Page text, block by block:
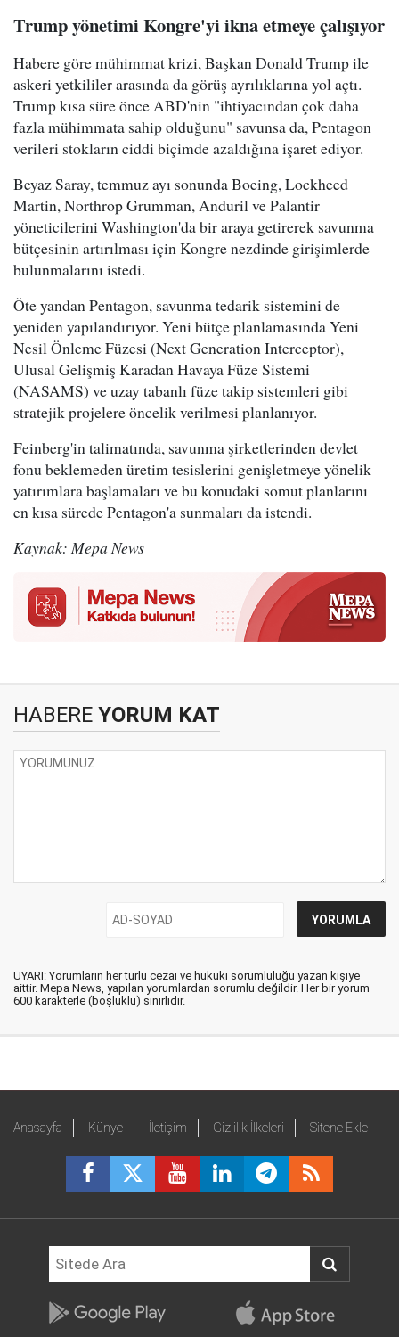
Trump yönetimi Kongre'yi ikna etmeye çalışıyor
Habere göre mühimmat krizi, Başkan Donald Trump ile
askeri yetkililer arasında da görüş ayrılıklarına yol açtı.
Trump kısa süre önce ABD'nin "ihtiyacından çok daha
fazla mühimmata sahip olduğunu" savunsa da, Pentagon
verileri stokların ciddi biçimde azaldığına işaret ediyor.
Beyaz Saray, temmuz ayı sonunda Boeing, Lockheed
Martin, Northrop Grumman, Anduril ve Palantir
yöneticilerini Washington'da bir araya getirerek savunma
bütçesinin artırılması için Kongre nezdinde girişimlerde
bulunmalarını istedi.
Öte yandan Pentagon, savunma tedarik sistemini de
yeniden yapılandırıyor. Yeni bütçe planlamasında Yeni
Nesil Önleme Füzesi (Next Generation Interceptor),
Ulusal Gelişmiş Karadan Havaya Füze Sistemi
(NASAMS) ve uzay tabanlı füze takip sistemleri gibi
stratejik projelere öncelik verilmesi planlanıyor.
Feinberg'in talimatında, savunma şirketlerinden devlet
fonu beklemeden üretim tesislerini genişletmeye yönelik
yatırımlara başlamaları ve bu konudaki somut planlarını
en kısa sürede Pentagon'a sunmaları da istendi.
Kaynak: Mepa News
HABERE YORUM KAT
UYARI: Yorumların her türlü cezai ve hukuki sorumluluğu yazan kişiye
aittir. Mepa News, yapılan yorumlardan sorumlu değildir. Her bir yorum
600 karakterle (boşluklu) sınırlıdır.
Anasayfa Künye İletişim Gizlilik İlkeleri Sitene Ekle